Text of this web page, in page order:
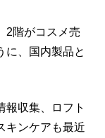
2階がコスメ売
に、国内製品と
報収集、ロフト
キンケアも最近